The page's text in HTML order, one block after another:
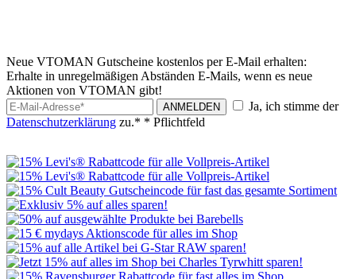
Neue VTOMAN Gutscheine kostenlos per E-Mail erhalten:
Erhalte in unregelmäßigen Abständen E-Mails, wenn es neue
Aktionen von VTOMAN gibt!
ANMELDEN
Ja, ich stimme der
Datenschutzerklärung zu.* * Pflichtfeld